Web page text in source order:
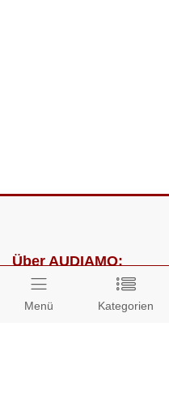
Menü Kategorien
Über AUDIAMO:
Impressum